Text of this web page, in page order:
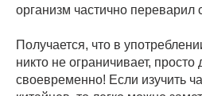
организм частично переварил
Получается, что в
никто не ограничивает, просто
своевременно! Если изучить